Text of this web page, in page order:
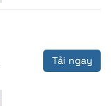
Tải ngay